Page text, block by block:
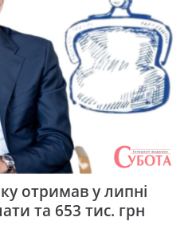
отримав у липні
та 653 тис. грн